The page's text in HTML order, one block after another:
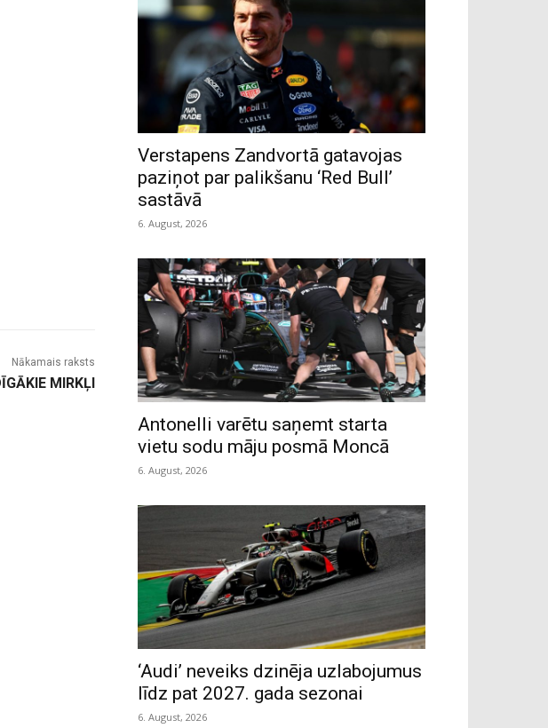
Nākamais raksts
MIRKĻI
Verstapens Zandvortā gatavojas
paziņot par palikšanu ‘Red Bull’
sastāvā
6. August, 2026
Antonelli varētu saņemt starta
vietu sodu māju posmā Moncā
6. August, 2026
‘Audi’ neveiks dzinēja uzlabojumus
līdz pat 2027. gada sezonai
6. August, 2026